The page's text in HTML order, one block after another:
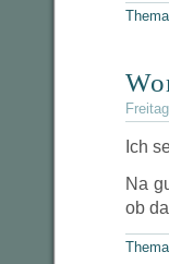
Ich
Na
ob